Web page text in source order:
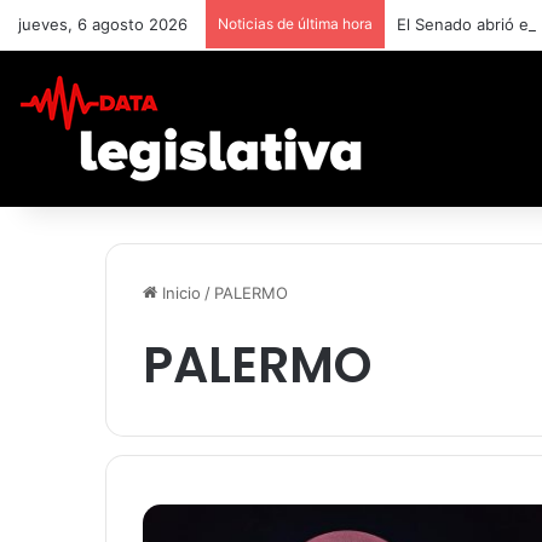
jueves, 6 agosto 2026 Noticias de última hora El Senado abrió el
Inicio / PALERMO
PALERMO